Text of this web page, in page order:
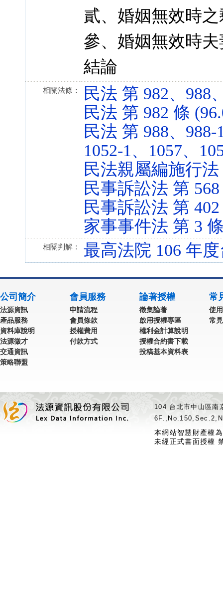
貳、婚姻無效時
參、婚姻無效時
結論
相關法條：
民法 第 982、988
民法 第 982 條
民法 第 988、988-
1052-1、1057、
民法親屬編施行法
民事訴訟法 第
民事訴訟法 第
家事事件法 第 3
相關判解： 最高法院 106 年
公司簡介
法源資訊
產品服務
資料庫說明
法源徵才
交通資訊
策略聯盟
會員服務
申請流程
會員條款
授權費用
付款方式
論著授權
徵集論著
啟用授權專區
權利金計算說明
授權合約書下載
投稿基本資料表
常
使
常
104 台北市中山區
本網站智慧財產權
未經正式書面授權